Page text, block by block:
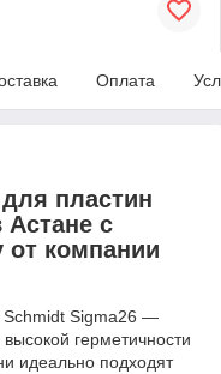
Оплата
пластин
Астане с
от компании
Schmidt Sigma26 —
герметичности
идеально подходят